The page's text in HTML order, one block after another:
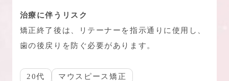
治療に伴うリスク
矯正終了後は、リテーナーを指示通りに使用し、
歯の後戻りを防ぐ必要があります。
20代
マウスピース矯正